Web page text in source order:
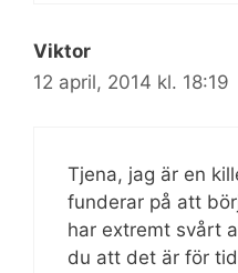
Viktor
12 april, 2014 kl. 18:19
Tjena, jag är en
funderar på att
har extremt svårt
du att det är för